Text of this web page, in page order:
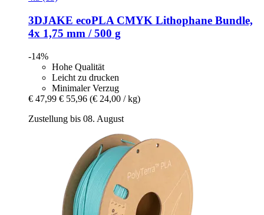
3DJAKE ecoPLA CMYK Lithophane Bundle,
4x 1,75 mm / 500 g
-14%
Hohe Qualität
Leicht zu drucken
Minimaler Verzug
€ 47,99 € 55,96 (€ 24,00 / kg)
Zustellung bis 08. August